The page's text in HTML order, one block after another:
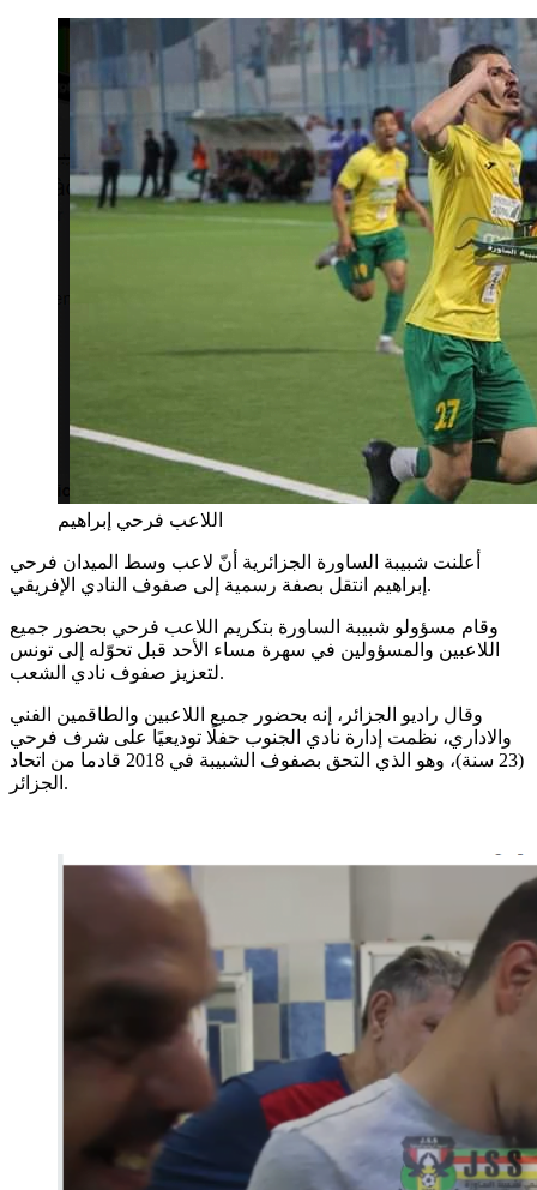
اللاعب فرحي إبراهيم
أعلنت شبيبة الساورة الجزائرية أنّ لاعب وسط الميدان فرحي
إبراهيم انتقل بصفة رسمية إلى صفوف النادي الإفريقي.
وقام مسؤولو شبيبة الساورة بتكريم اللاعب فرحي بحضور جميع
اللاعبين والمسؤولين في سهرة مساء الأحد قبل تحوّله إلى تونس
لتعزيز صفوف نادي الشعب.
وقال راديو الجزائر، إنه بحضور جميع اللاعبين والطاقمين الفني
والاداري، نظمت إدارة نادي الجنوب حفلًا توديعيًا على شرف فرحي
(23 سنة)، وهو الذي التحق بصفوف الشبيبة في 2018 قادما من اتحاد
الجزائر.